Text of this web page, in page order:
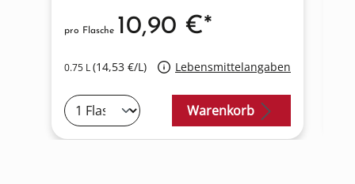
0.75 L(14,53 €/L) Lebensmittelangaben
pro Flasche 10,90 €*
Warenkorb